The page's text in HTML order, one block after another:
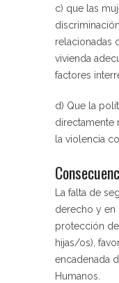
c) que las
relacionadas
vivienda
factores
d) Que la
directamente
la violencia
La falta de
derecho y en
protección
hijas/os),
encadenada
Humanos.